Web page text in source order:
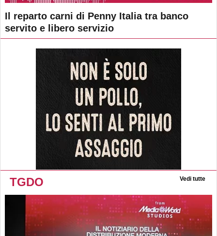
Il reparto carni di Penny Italia tra banco
servito e libero servizio
TGDO Vedi tutte